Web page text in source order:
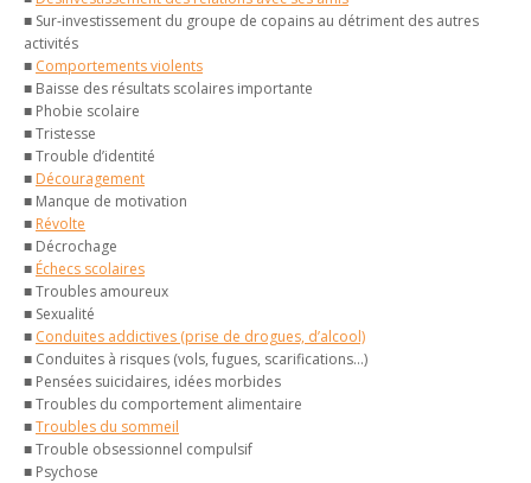
■ Sur-investissement du groupe de copains au détriment des autres
activités
■ Comportements violents
■ Baisse des résultats scolaires importante
■ Phobie scolaire
■ Tristesse
■ Trouble d’identité
■ Découragement
■ Manque de motivation
■ Révolte
■ Décrochage
■ Échecs scolaires
■ Troubles amoureux
■ Sexualité
■ Conduites addictives (prise de drogues, d’alcool)
■ Conduites à risques (vols, fugues, scarifications…)
■ Pensées suicidaires, idées morbides
■ Troubles du comportement alimentaire
■Troubles du sommeil
■ Trouble obsessionnel compulsif
■ Psychose